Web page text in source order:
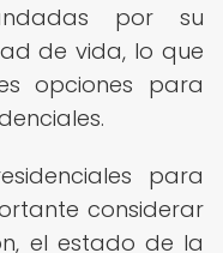
por su
de vida, lo que
opciones para
para
considerar
el estado de la